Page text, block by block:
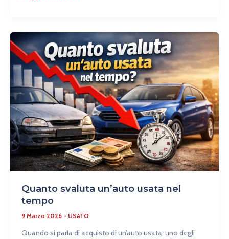
Quanto svaluta un’auto usata nel
tempo
9 Marzo 2026 - USATO
Quando si parla di acquisto di un’auto usata, uno degli
Quanto
svaluta
un’auto
usata
nel
tempo